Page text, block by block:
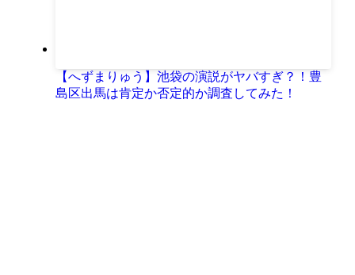
【へずまりゅう】池袋の演説がヤバすぎ？！豊
島区出馬は肯定か否定的か調査してみた！